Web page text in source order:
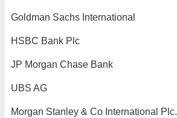
Goldman Sachs International
HSBC Bank Plc
JP Morgan Chase Bank
UBS AG
Morgan Stanley & Co International Plc.